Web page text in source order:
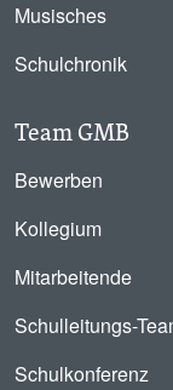
Musisches
Schulchronik
Team GMB
Bewerben
Kollegium
Mitarbeitende
Schulleitungs-
Schulkonferenz